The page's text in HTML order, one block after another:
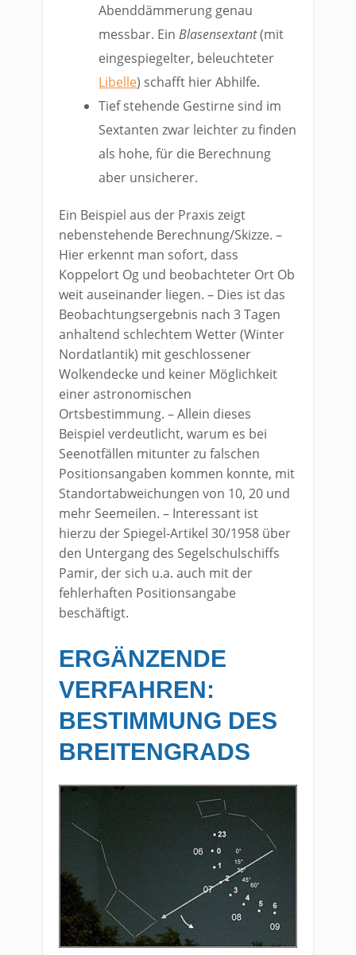
Abenddämmerung genau
messbar. EinBlasensextant(mit
eingespiegelter, beleuchteter
Libelle) schafft hier Abhilfe.
Tief stehende Gestirne sind im
Sextanten zwar leichter zu finden
als hohe, für die Berechnung
aber unsicherer.
Ein Beispiel aus der Praxis zeigt
nebenstehende Berechnung/Skizze. –
Hier erkennt man sofort, dass
Koppelort Og und beobachteter Ort Ob
weit auseinander liegen. – Dies ist das
Beobachtungsergebnis nach 3 Tagen
anhaltend schlechtem Wetter (Winter
Nordatlantik) mit geschlossener
Wolkendecke und keiner Möglichkeit
einer astronomischen
Ortsbestimmung. – Allein dieses
Beispiel verdeutlicht, warum es bei
Seenotfällen mitunter zu falschen
Positionsangaben kommen konnte, mit
Standortabweichungen von 10, 20 und
mehr Seemeilen. – Interessant ist
hierzu der Spiegel-Artikel 30/1958 über
den Untergang des Segelschulschiffs
Pamir, der sich u.a. auch mit der
fehlerhaften Positionsangabe
beschäftigt.
ERGÄNZENDE
VERFAHREN:
BESTIMMUNG DES
BREITENGRADS